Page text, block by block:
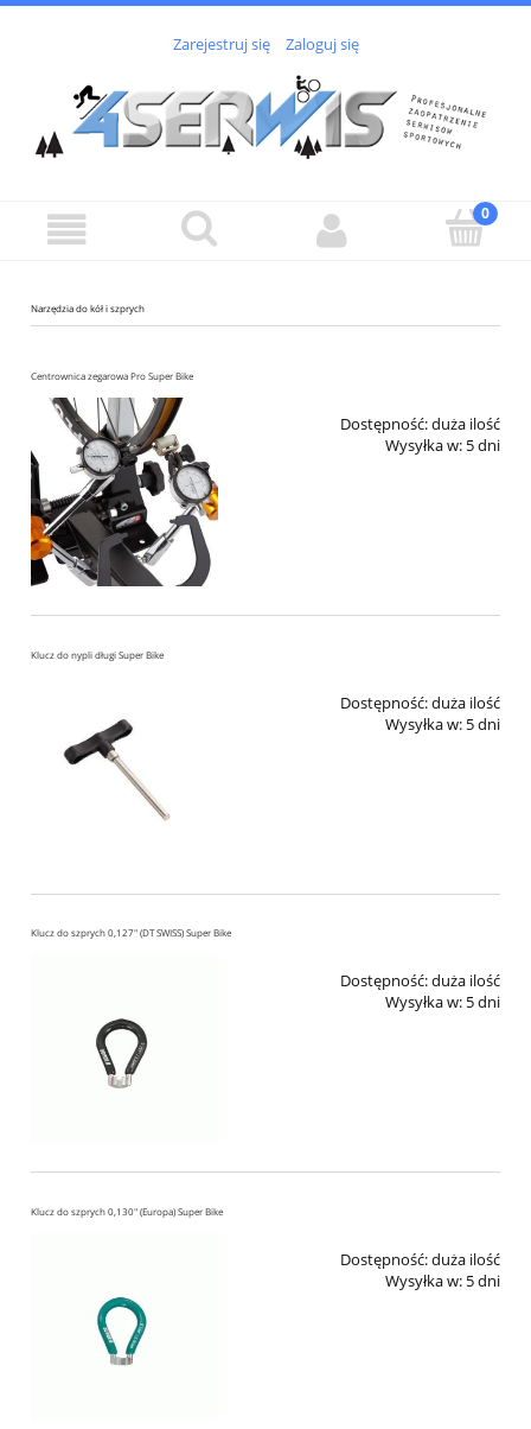
Zarejestruj się Zaloguj się
Narzędzia do kół i szprych
Centrownica zegarowa Pro Super Bike
Dostępność:duża ilość
Wysyłka w: 5 dni
Klucz do nypli długi Super Bike
Dostępność:duża ilość
Wysyłka w: 5 dni
Klucz do szprych 0,127" (DT SWISS) Super Bike
Dostępność:duża ilość
Wysyłka w: 5 dni
Klucz do szprych 0,130" (Europa) Super Bike
Dostępność:duża ilość
Wysyłka w: 5 dni